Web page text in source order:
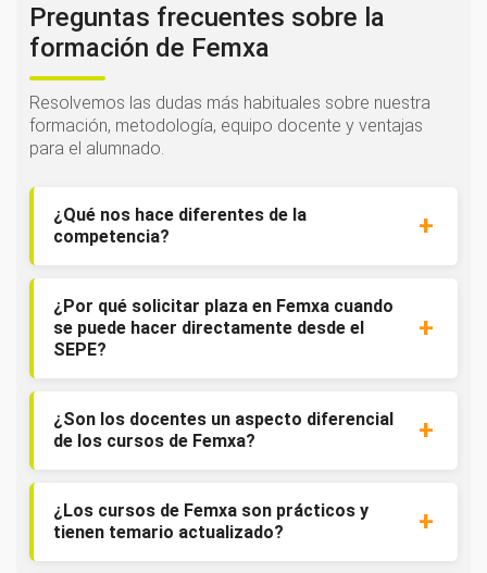
Preguntas frecuentes sobre la
formación de Femxa
Resolvemos las dudas más habituales sobre nuestra
formación, metodología, equipo docente y ventajas
para el alumnado.
¿Qué nos hace diferentes de la
competencia?
¿Por qué solicitar plaza en Femxa cuando
se puede hacer directamente desde el
SEPE?
¿Son los docentes un aspecto diferencial
de los cursos de Femxa?
¿Los cursos de Femxa son prácticos y
tienen temario actualizado?